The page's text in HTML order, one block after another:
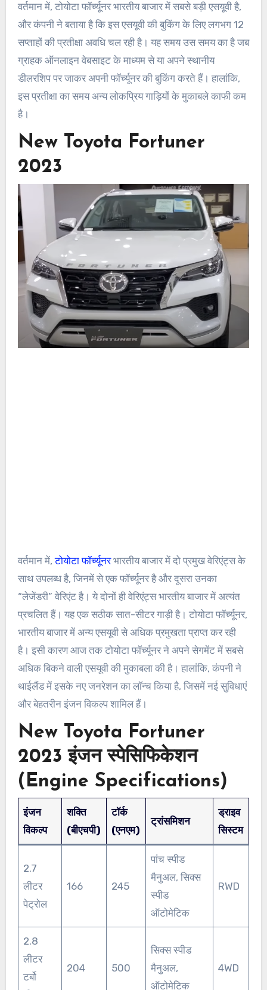
वर्तमान में, टोयोटा फॉर्च्यूनर भारतीय बाजार में सबसे बड़ी एसयूवी है,
और कंपनी ने बताया है कि इस एसयूवी की बुकिंग के लिए लगभग 12
सप्ताहों की प्रतीक्षा अवधि चल रही है। यह समय उस समय का है जब
ग्राहक ऑनलाइन वेबसाइट के माध्यम से या अपने स्थानीय
डीलरशिप पर जाकर अपनी फॉर्च्यूनर की बुकिंग करते हैं। हालांकि,
इस प्रतीक्षा का समय अन्य लोकप्रिय गाड़ियों के मुकाबले काफी कम
है।
New Toyota Fortuner
2023
वर्तमान में,टोयोटा फॉर्च्यूनरभारतीय बाजार में दो प्रमुख वेरिएंट्स के
साथ उपलब्ध है, जिनमें से एक फॉर्च्यूनर है और दूसरा उनका
“लेजेंडरी” वेरिएंट है। ये दोनों ही वेरिएंट्स भारतीय बाजार में अत्यंत
प्रचलित हैं। यह एक सठीक सात-सीटर गाड़ी है। टोयोटा फॉर्च्यूनर,
भारतीय बाजार में अन्य एसयूवी से अधिक प्रमुखता प्राप्त कर रही
है। इसी कारण आज तक टोयोटा फॉर्च्यूनर ने अपने सेगमेंट में सबसे
अधिक बिकने वाली एसयूवी की मुकाबला की है। हालांकि, कंपनी ने
थाईलैंड में इसके नए जनरेशन का लॉन्च किया है, जिसमें नई सुविधाएं
और बेहतरीन इंजन विकल्प शामिल हैं।
New Toyota Fortuner
2023 इंजन स्पेसिफिकेशन
(Engine Specifications)
इंजन
विकल्प
शक्ति
(बीएचपी)
टॉर्क
(एनएम)
ट्रांसमिशन
ड्राइव
सिस्टम
2.7
लीटर
पेट्रोल
166 245
पांच स्पीड
मैनुअल, सिक्स
स्पीड
ऑटोमेटिक
RWD
2.8
लीटर
टर्बो
204 500
सिक्स स्पीड
मैनुअल,
ऑटोमेटिक
4WD